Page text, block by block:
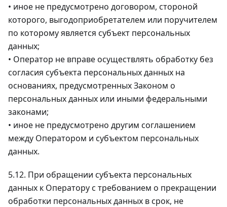
• иное не предусмотрено договором, стороной
которого, выгодоприобретателем или поручителем
по которому является субъект персональных
данных;
• Оператор не вправе осуществлять обработку без
согласия субъекта персональных данных на
основаниях, предусмотренных Законом о
персональных данных или иными федеральными
законами;
• иное не предусмотрено другим соглашением
между Оператором и субъектом персональных
данных.
5.12. При обращении субъекта персональных
данных к Оператору с требованием о прекращении
обработки персональных данных в срок, не